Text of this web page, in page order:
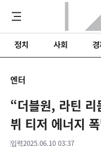
정치 사회 경
엔터
“더블원, 라틴
뷔 티저 에너지
입력2025.06.10 03:37